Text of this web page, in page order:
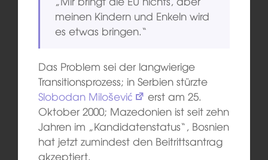
meinen Kindern und Enkeln wird
es etwas bringen.“
Das Problem sei der langwierige
Transitionsprozess; in Serbien stürzte
Slobodan Milošević
erst am 25.
Oktober 2000; Mazedonien ist seit zehn
Jahren im „Kandidatenstatus“, Bosnien
hat jetzt zumindest den Beitrittsantrag
akzeptiert.